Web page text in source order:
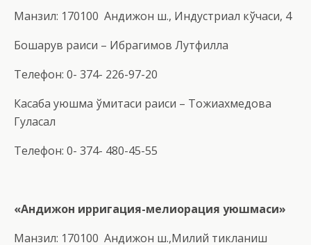
Манзил: 170100 Андижон ш., Индустриал кўчаси, 4
Бошқарув раиси – Ибрагимов Лутфилла
Телефон: 0- 374- 226-97-20
Касаба уюшма қўмитаси раиси – Тожиахмедова
Гуласал
Телефон: 0- 374- 480-45-55
«Андижон ирригация-мелиорация уюшмаси»
Манзил: 170100 Андижон ш.,Милий тикланиш